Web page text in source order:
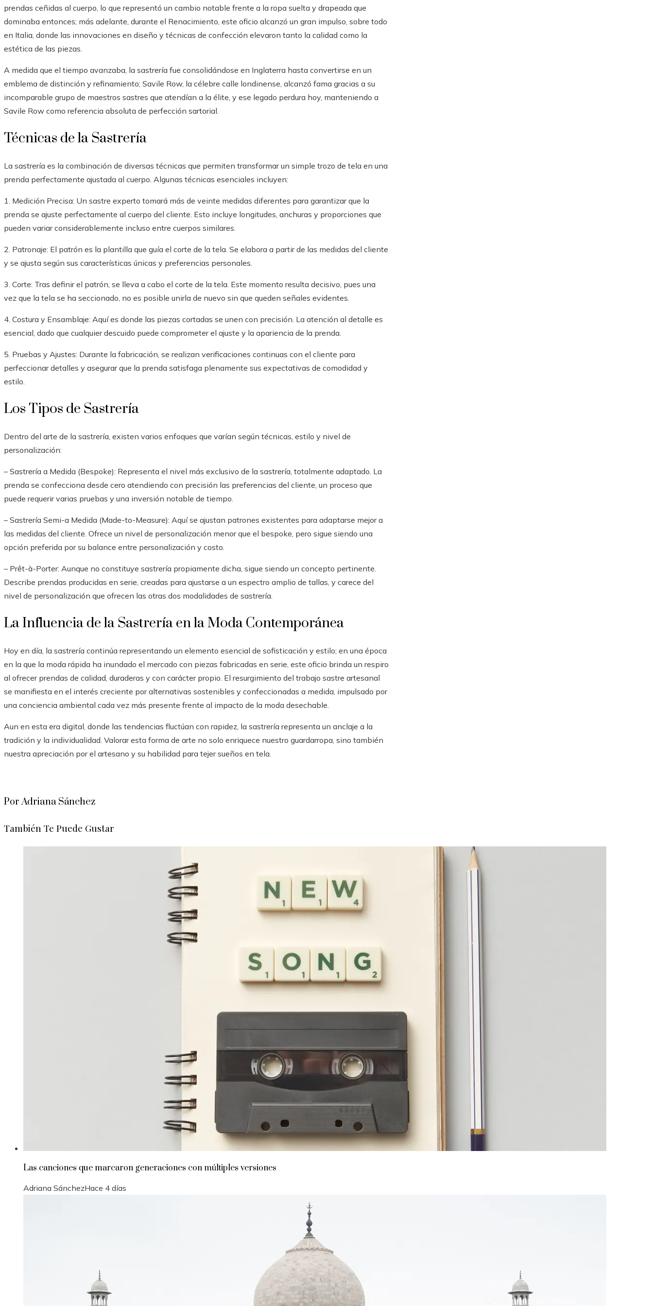
prendas ceñidas al cuerpo, lo que representó un cambio notable frente a la ropa suelta y drapeada que
dominaba entonces; más adelante, durante el Renacimiento, este oficio alcanzó un gran impulso, sobre todo
en Italia, donde las innovaciones en diseño y técnicas de confección elevaron tanto la calidad como la
estética de las piezas.
A medida que el tiempo avanzaba, la sastrería fue consolidándose en Inglaterra hasta convertirse en un
emblema de distinción y refinamiento; Savile Row, la célebre calle londinense, alcanzó fama gracias a su
incomparable grupo de maestros sastres que atendían a la élite, y ese legado perdura hoy, manteniendo a
Savile Row como referencia absoluta de perfección sartorial.
Técnicas de la Sastrería
La sastrería es la combinación de diversas técnicas que permiten transformar un simple trozo de tela en una
prenda perfectamente ajustada al cuerpo. Algunas técnicas esenciales incluyen:
1. Medición Precisa: Un sastre experto tomará más de veinte medidas diferentes para garantizar que la
prenda se ajuste perfectamente al cuerpo del cliente. Esto incluye longitudes, anchuras y proporciones que
pueden variar considerablemente incluso entre cuerpos similares.
2. Patronaje: El patrón es la plantilla que guía el corte de la tela. Se elabora a partir de las medidas del cliente
y se ajusta según sus características únicas y preferencias personales.
3. Corte: Tras definir el patrón, se lleva a cabo el corte de la tela. Este momento resulta decisivo, pues una
vez que la tela se ha seccionado, no es posible unirla de nuevo sin que queden señales evidentes.
4. Costura y Ensamblaje: Aquí es donde las piezas cortadas se unen con precisión. La atención al detalle es
esencial, dado que cualquier descuido puede comprometer el ajuste y la apariencia de la prenda.
5. Pruebas y Ajustes: Durante la fabricación, se realizan verificaciones continuas con el cliente para
perfeccionar detalles y asegurar que la prenda satisfaga plenamente sus expectativas de comodidad y
estilo.
Los Tipos de Sastrería
Dentro del arte de la sastrería, existen varios enfoques que varían según técnicas, estilo y nivel de
personalización:
– Sastrería a Medida (Bespoke): Representa el nivel más exclusivo de la sastrería, totalmente adaptado. La
prenda se confecciona desde cero atendiendo con precisión las preferencias del cliente, un proceso que
puede requerir varias pruebas y una inversión notable de tiempo.
– Sastrería Semi-a Medida (Made-to-Measure): Aquí se ajustan patrones existentes para adaptarse mejor a
las medidas del cliente. Ofrece un nivel de personalización menor que el bespoke, pero sigue siendo una
opción preferida por su balance entre personalización y costo.
– Prêt-à-Porter: Aunque no constituye sastrería propiamente dicha, sigue siendo un concepto pertinente.
Describe prendas producidas en serie, creadas para ajustarse a un espectro amplio de tallas, y carece del
nivel de personalización que ofrecen las otras dos modalidades de sastrería.
La Influencia de la Sastrería en la Moda Contemporánea
Hoy en día, la sastrería continúa representando un elemento esencial de sofisticación y estilo; en una época
en la que la moda rápida ha inundado el mercado con piezas fabricadas en serie, este oficio brinda un respiro
al ofrecer prendas de calidad, duraderas y con carácter propio. El resurgimiento del trabajo sastre artesanal
se manifiesta en el interés creciente por alternativas sostenibles y confeccionadas a medida, impulsado por
una conciencia ambiental cada vez más presente frente al impacto de la moda desechable.
Aun en esta era digital, donde las tendencias fluctúan con rapidez, la sastrería representa un anclaje a la
tradición y la individualidad. Valorar esta forma de arte no solo enriquece nuestro guardarropa, sino también
nuestra apreciación por el artesano y su habilidad para tejer sueños en tela.
Por Adriana Sánchez
También Te Puede Gustar
Las canciones que marcaron generaciones con múltiples versiones
Adriana SánchezHace 4 días